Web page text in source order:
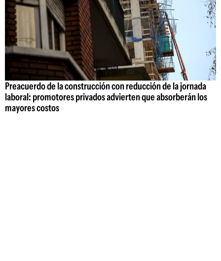
Preacuerdo de la construcción con reducción de la jornada
laboral: promotores privados advierten que absorberán los
mayores costos